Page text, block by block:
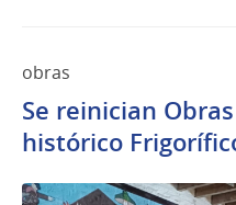
obras
Se reinician
histórico